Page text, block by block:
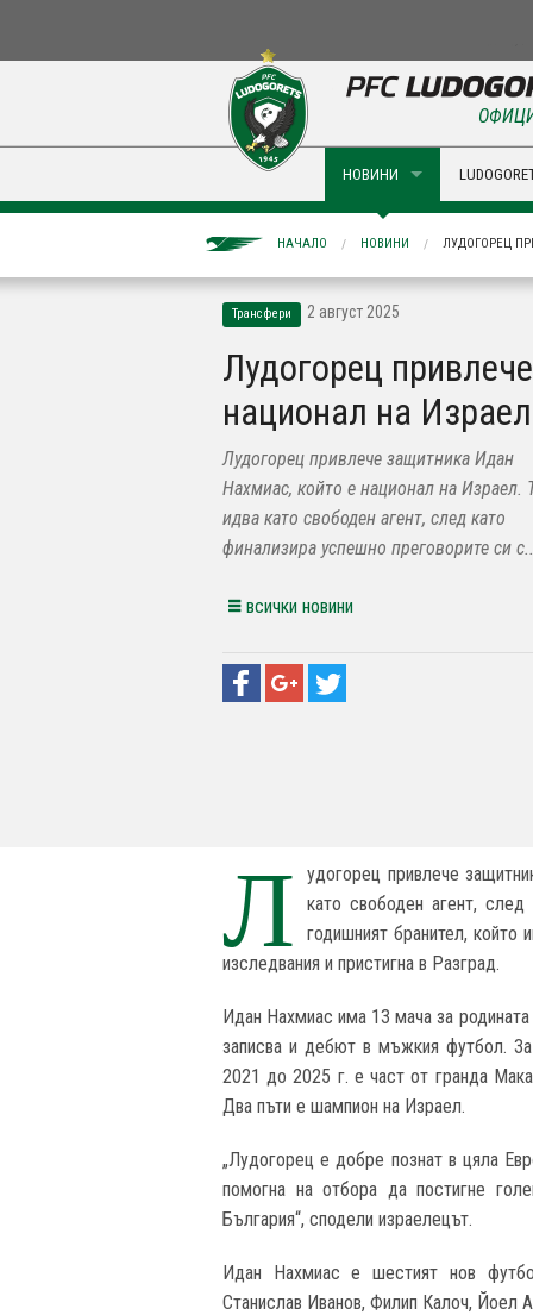
НОВИНИ
НАЧАЛО НОВИНИ ЛУДОГОРЕЦ
Трансфери 2 август 2025
Лудогорец привлече
национал на Израел
Лудогорец привлече защитника Идан
Нахмиас, който е национал на Израел.
идва като свободен агент, след като
финализира успешно преговорите си
всички новини
Л
удогорец привлече
като свободен агент,
годишният бранител, който
изследвания и пристигна в Разград.
Идан Нахмиас има 13 мача за
записва и дебют в мъжкия футбол.
2021 до 2025 г. е част от гранда
Два пъти е шампион на Израел.
„Лудогорец е добре познат в цяла
помогна на отбора да постигне
България“, сподели израелецът.
Идан Нахмиас е шестият нов
Станислав Иванов, Филип Калоч,